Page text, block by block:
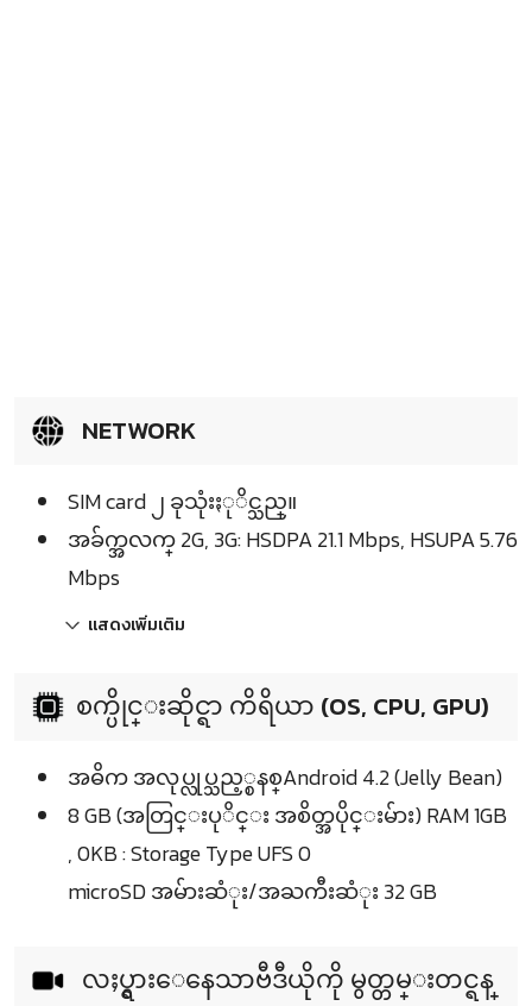
NETWORK
SIM card ၂ ခုသုံးႏုိင္သည္။
အခ်က္အလက္ 2G, 3G: HSDPA 21.1 Mbps, HSUPA 5.76
Mbps
แสดงเพิ่มเติม
စက္ပိုင္းဆိုင္ရာ ကိရိယာ (OS, CPU, GPU)
အဓိက အလုပ္လုပ္သည့္စနစ္Android 4.2 (Jelly Bean)
8 GB (အတြင္းပုိင္း အစိတ္အပိုင္းမ်ား) RAM 1GB
, 0KB : Storage Type UFS 0
microSD အမ်ားဆံုး/အႀကီးဆံုး 32 GB
လႈပ္ရွားေနေသာဗီဒီယိုကို မွတ္တမ္းတင္ရန္